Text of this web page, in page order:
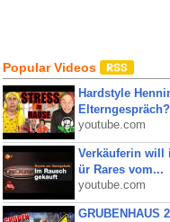
Popular Videos
Hardstyle
youtube.com
Verkäuferin will
ür Rares vom...
youtube.com
GRUBENHAUS